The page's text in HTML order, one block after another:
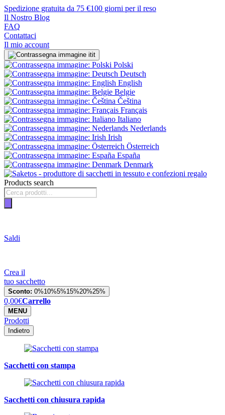
Spedizione gratuita da 75 €100 giorni per il reso
Il Nostro Blog
FAQ
Contattaci
Il mio account
it
Polski
Deutsch
English
Belgie
Čeština
Français
Italiano
Nederlands
Irish
Österreich
España
Denmark
Products search
Saldi
Crea il
tuo sacchetto
Sconto: 0%10%5%15%20%25%
0,00€Carrello
MENU
Prodotti
Indietro
Sacchetti con stampa
Sacchetti con chiusura rapida